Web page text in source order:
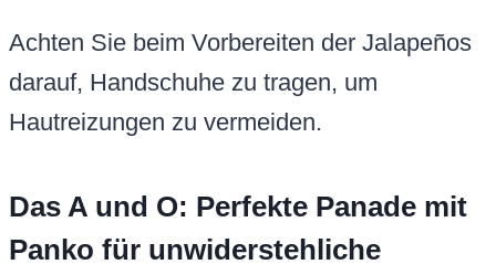
Achten Sie beim Vorbereiten der Jalapeños
darauf, Handschuhe zu tragen, um
Hautreizungen zu vermeiden.
Das A und O: Perfekte Panade mit
Panko für unwiderstehliche